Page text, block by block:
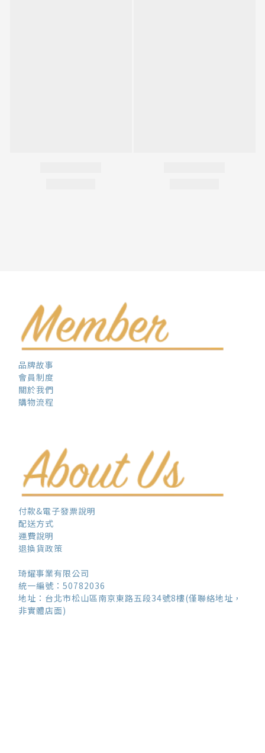
品牌故事
會員制度
關於我們
購物流程
付款&電子發票說明
配送方式
運費說明
退換貨政策
琦耀事業有限公司
統一編號：50782036
地址：台北市松山區南京東路五段34號8樓(僅聯絡地址，
非實體店面)